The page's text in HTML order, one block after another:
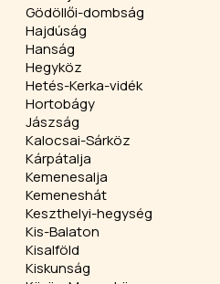
Gödöllői-dombság
Hajdúság
Hanság
Hegyköz
Hetés-Kerka-vidék
Hortobágy
Jászság
Kalocsai-Sárköz
Kárpátalja
Kemenesalja
Kemeneshát
Keszthelyi-hegység
Kis-Balaton
Kisalföld
Kiskunság